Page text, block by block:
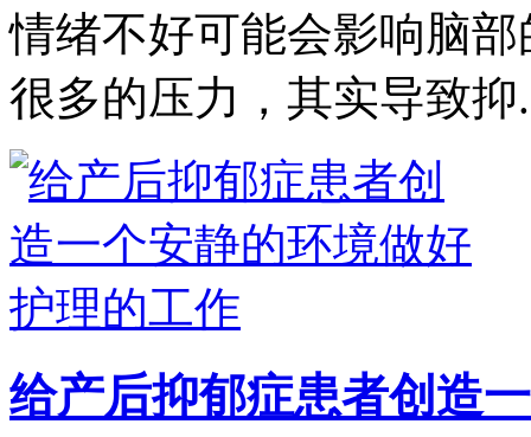
情绪不好可能会影响脑
很多的压力，其实导致
给产后抑郁症患者创造